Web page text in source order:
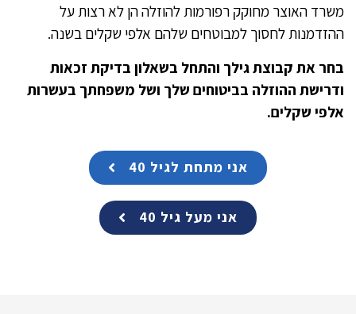
משרד האוצר מחוקק רפורמות להוזלה הן לא רצות על
ההזדמנות לחסוך למבוטחים שלהם אלפי שקלים בשנה.
בחר את קבוצת גילך והתחל בשאלון בדיקת זכאות
ודרישת ההוזלה בביטוחים שלך ושל משפחתך בעשרות
אלפי שקלים.
אני מתחת לגיל 40
אני מעל גיל 40